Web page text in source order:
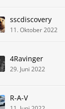
sscdiscovery
11. Oktober 2022
4Ravinger
29. Juni 2022
R-A-V